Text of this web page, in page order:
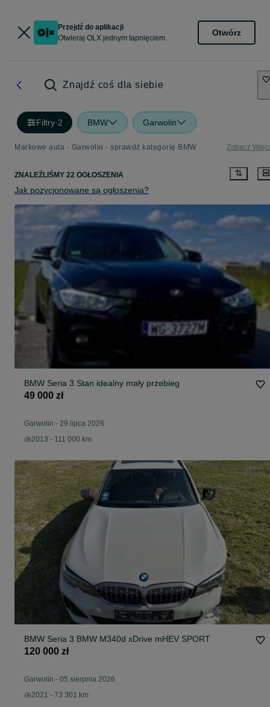
Przejdź do aplikacji
Otwieraj OLX jednym tapnięciem
Otwórz
Znajdź coś dla siebie
Filtry·2 BMW Garwolin
Markowe auta - Garwolin - sprawdź kategorię BMW Zobacz
ZNALEŹLIŚMY 22 OGŁOSZENIA
Jak pozycjonowane są ogłoszenia?
BMW Seria 3 Stan idealny mały przebieg
49 000 zł
Garwolin - 29 lipca 2026
2013 - 111 000 km
BMW Seria 3 BMW M340d xDrive mHEV SPORT
120 000 zł
Garwolin - 05 sierpnia 2026
2021 - 73 301 km